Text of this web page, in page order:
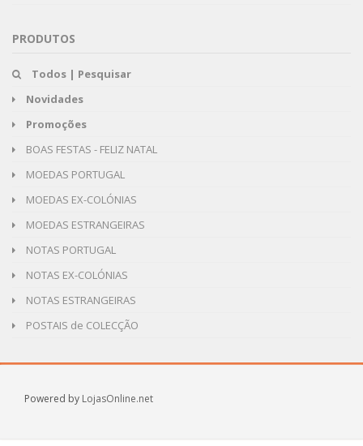
PRODUTOS
Todos | Pesquisar
Novidades
Promoções
BOAS FESTAS - FELIZ NATAL
MOEDAS PORTUGAL
MOEDAS EX-COLÓNIAS
MOEDAS ESTRANGEIRAS
NOTAS PORTUGAL
NOTAS EX-COLÓNIAS
NOTAS ESTRANGEIRAS
POSTAIS de COLECÇÃO
Powered by LojasOnline.net